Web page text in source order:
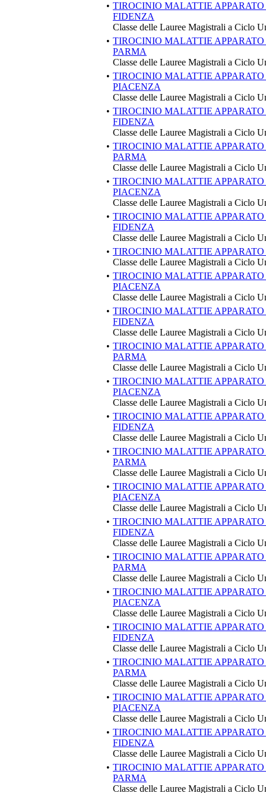
• TIROCINIO MALATTIE
FIDENZA
Classe delle Lauree Magistrali a Ciclo
• TIROCINIO MALATTIE
PARMA
Classe delle Lauree Magistrali a Ciclo
• TIROCINIO MALATTIE
PIACENZA
Classe delle Lauree Magistrali a Ciclo
• TIROCINIO MALATTIE
FIDENZA
Classe delle Lauree Magistrali a Ciclo
• TIROCINIO MALATTIE
PARMA
Classe delle Lauree Magistrali a Ciclo
• TIROCINIO MALATTIE
PIACENZA
Classe delle Lauree Magistrali a Ciclo
• TIROCINIO MALATTIE
FIDENZA
Classe delle Lauree Magistrali a Ciclo
• TIROCINIO MALATTIE
Classe delle Lauree Magistrali a Ciclo
• TIROCINIO MALATTIE
PIACENZA
Classe delle Lauree Magistrali a Ciclo
• TIROCINIO MALATTIE
FIDENZA
Classe delle Lauree Magistrali a Ciclo
• TIROCINIO MALATTIE
PARMA
Classe delle Lauree Magistrali a Ciclo
• TIROCINIO MALATTIE
PIACENZA
Classe delle Lauree Magistrali a Ciclo
• TIROCINIO MALATTIE
FIDENZA
Classe delle Lauree Magistrali a Ciclo
• TIROCINIO MALATTIE
PARMA
Classe delle Lauree Magistrali a Ciclo
• TIROCINIO MALATTIE
PIACENZA
Classe delle Lauree Magistrali a Ciclo
• TIROCINIO MALATTIE
FIDENZA
Classe delle Lauree Magistrali a Ciclo
• TIROCINIO MALATTIE
PARMA
Classe delle Lauree Magistrali a Ciclo
• TIROCINIO MALATTIE
PIACENZA
Classe delle Lauree Magistrali a Ciclo
• TIROCINIO MALATTIE
FIDENZA
Classe delle Lauree Magistrali a Ciclo
• TIROCINIO MALATTIE
PARMA
Classe delle Lauree Magistrali a Ciclo
• TIROCINIO MALATTIE
PIACENZA
Classe delle Lauree Magistrali a Ciclo
• TIROCINIO MALATTIE
FIDENZA
Classe delle Lauree Magistrali a Ciclo
• TIROCINIO MALATTIE
PARMA
Classe delle Lauree Magistrali a Ciclo